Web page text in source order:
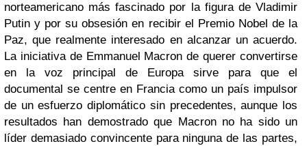
norteamericano más fascinado por la figura de Vladimir
Putin y por su obsesión en recibir el Premio Nobel de la
Paz, que realmente interesado en alcanzar un acuerdo.
La iniciativa de Emmanuel Macron de querer convertirse
en la voz principal de Europa sirve para que el
documental se centre en Francia como un país impulsor
de un esfuerzo diplomático sin precedentes, aunque los
resultados han demostrado que Macron no ha sido un
líder demasiado convincente para ninguna de las partes,